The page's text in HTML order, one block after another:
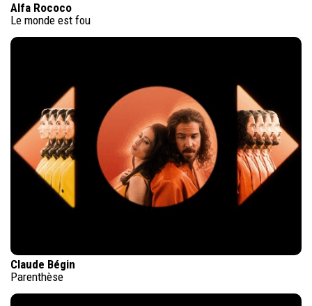
Alfa Rococo
Le monde est fou
Claude Bégin
Parenthèse